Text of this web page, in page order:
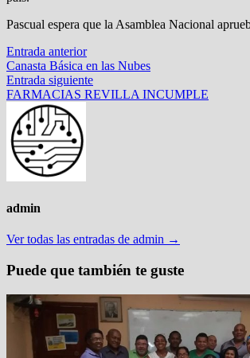
Pascual espera que la Asamblea Nacional
Navegación
de
entradas
Entrada anteriorEntrada
anterior:
Canasta Básica en las Nubes
Entrada siguienteEntrada
siguiente:
FARMACIAS REVILLA INCUMPLE
admin
Ver todas las entradas de admin →
Puede que también te guste